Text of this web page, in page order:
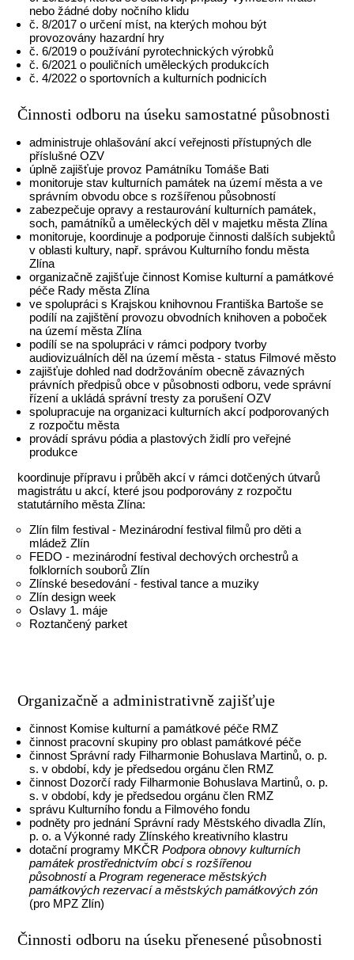
nebo žádné doby nočního klidu
č. 8/2017 o určení míst, na kterých mohou být
provozovány hazardní hry
č. 6/2019 o používání pyrotechnických výrobků
č. 6/2021 o pouličních uměleckých produkcích
č. 4/2022 o sportovních a kulturních podnicích
Činnosti odboru na úseku samostatné působnosti
administruje ohlašování akcí veřejnosti přístupných dle
příslušné OZV
úplně zajišťuje provoz Památníku Tomáše Bati
monitoruje stav kulturních památek na území města a ve
správním obvodu obce s rozšířenou působností
zabezpečuje opravy a restaurování kulturních památek,
soch, památníků a uměleckých děl v majetku města Zlína
monitoruje, koordinuje a podporuje činnosti dalších subjektů
v oblasti kultury, např. správou Kulturního fondu města
Zlína
organizačně zajišťuje činnost Komise kulturní a památkové
péče Rady města Zlína
ve spolupráci s Krajskou knihovnou Františka Bartoše se
podílí na zajištění provozu obvodních knihoven a poboček
na území města Zlína
podílí se na spolupráci v rámci podpory tvorby
audiovizuálních děl na území města - status Filmové město
zajišťuje dohled nad dodržováním obecně závazných
právních předpisů obce v působnosti odboru, vede správní
řízení a ukládá správní tresty za porušení OZV
spolupracuje na organizaci kulturních akcí podporovaných
z rozpočtu města
provádí správu pódia a plastových židlí pro veřejné
produkce
koordinuje přípravu i průběh akcí v rámci dotčených útvarů
magistrátu u akcí, které jsou podporovány z rozpočtu
statutárního města Zlína:
Zlín film festival - Mezinárodní festival filmů pro děti a
mládež Zlín
FEDO - mezinárodní festival dechových orchestrů a
folklorních souborů Zlín
Zlínské besedování - festival tance a muziky
Zlín design week
Oslavy 1. máje
Roztančený parket
Organizačně a administrativně zajišťuje
činnost Komise kulturní a památkové péče RMZ
činnost pracovní skupiny pro oblast památkové péče
činnost Správní rady Filharmonie Bohuslava Martinů, o. p.
s. v období, kdy je předsedou orgánu člen RMZ
činnost Dozorčí rady Filharmonie Bohuslava Martinů, o. p.
s. v období, kdy je předsedou orgánu člen RMZ
správu Kulturního fondu a Filmového fondu
podněty pro jednání Správní rady Městského divadla Zlín,
p. o. a Výkonné rady Zlínského kreativního klastru
dotační programy MKČRPodpora obnovy kulturních
památek prostřednictvím obcí s rozšířenou
působnostíaProgram regenerace městských
památkových rezervací a městských památkových zón
(pro MPZ Zlín)
Činnosti odboru na úseku přenesené působnosti